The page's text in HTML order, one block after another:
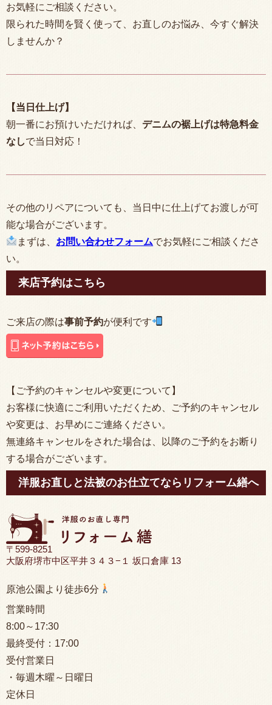
お気軽にご相談ください。
限られた時間を賢く使って、お直しのお悩み、今すぐ解決
しませんか？
【当日仕上げ】
朝一番にお預けいただければ、 デニムの裾上げは特急料金
なしで当日対応！
その他のリペアについても、当日中に仕上げてお渡しが可
能な場合がございます。
まずは、 お問い合わせフォームでお気軽にご相談くださ
い。
来店予約はこちら
ご来店の際は事前予約が便利です
【ご予約のキャンセルや変更について】
お客様に快適にご利用いただくため、ご予約のキャンセル
や変更は、お早めにご連絡ください。
無連絡キャンセルをされた場合は、以降のご予約をお断り
する場合がございます。
洋服お直しと法被のお仕立てならリフォーム繕へ
〒599-8251
大阪府堺市中区平井３４３−１ 坂口倉庫 13
原池公園より徒歩6分
営業時間
8:00～17:30
最終受付： 17:00
受付営業日
・毎週木曜～日曜日
定休日